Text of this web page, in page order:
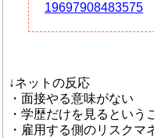
19697908483575
↓ネットの反応
・面接やる意味がない
・学歴だけを見るという
・雇用する側のリスクマ